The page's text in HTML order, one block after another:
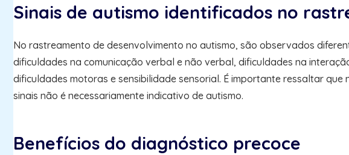
Sinais de autismo identificados no
No rastreamento de desenvolvimento no autismo, são observados
dificuldades na comunicação verbal e não verbal, dificuldades na
dificuldades motoras e sensibilidade sensorial. É importante ressaltar
sinais não é necessariamente indicativo de autismo.
Benefícios do diagnóstico precoce